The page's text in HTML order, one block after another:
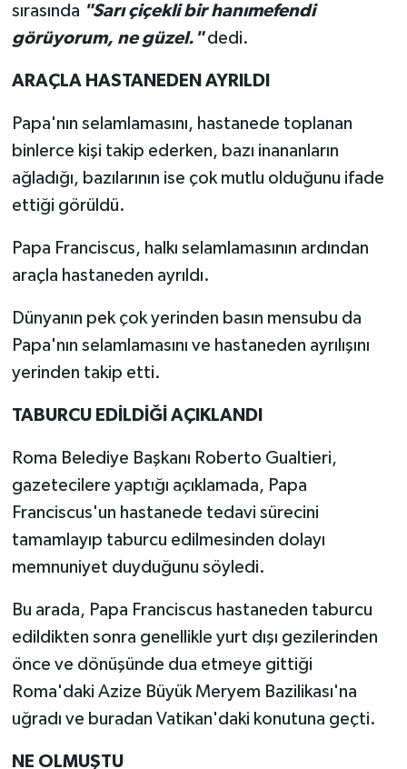
sırasında "Sarı çiçekli bir hanımefendi
görüyorum, ne güzel."dedi.
ARAÇLA HASTANEDEN AYRILDI
Papa'nın selamlamasını, hastanede toplanan
binlerce kişi takip ederken, bazı inananların
ağladığı, bazılarının ise çok mutlu olduğunu ifade
ettiği görüldü.
Papa Franciscus, halkı selamlamasının ardından
araçla hastaneden ayrıldı.
Dünyanın pek çok yerinden basın mensubu da
Papa'nın selamlamasını ve hastaneden ayrılışını
yerinden takip etti.
TABURCU EDİLDİĞİ AÇIKLANDI
Roma Belediye Başkanı Roberto Gualtieri,
gazetecilere yaptığı açıklamada, Papa
Franciscus'un hastanede tedavi sürecini
tamamlayıp taburcu edilmesinden dolayı
memnuniyet duyduğunu söyledi.
Bu arada, Papa Franciscus hastaneden taburcu
edildikten sonra genellikle yurt dışı gezilerinden
önce ve dönüşünde dua etmeye gittiği
Roma'daki Azize Büyük Meryem Bazilikası'na
uğradı ve buradan Vatikan'daki konutuna geçti.
NE OLMUŞTU